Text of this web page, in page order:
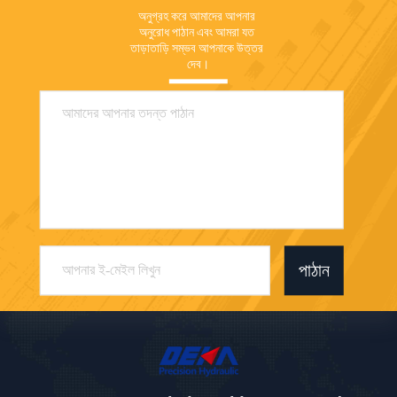
অনুগ্রহ করে আমাদের আপনার
অনুরোধ পাঠান এবং আমরা যত
তাড়াতাড়ি সম্ভব আপনাকে উত্তর
দেব।
পাঠান